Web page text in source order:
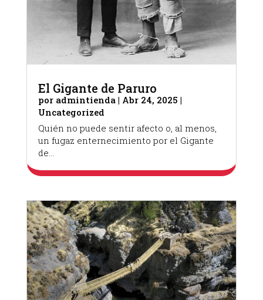
El Gigante de Paruro
por admintienda| Abr 24, 2025 |
Uncategorized
Quién no puede sentir afecto o, al menos,
un fugaz enternecimiento por el Gigante
de...